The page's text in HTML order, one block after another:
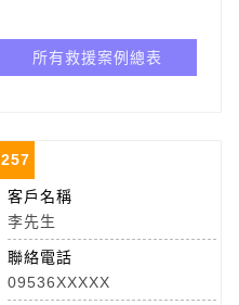
所有救援案例總表
257
客戶名稱
李先生
聯絡電話
09536XXXXX